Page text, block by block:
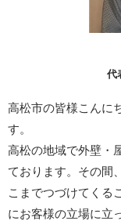
代
高松市の皆様こんに
す。
高松の地域で外壁・
ております。その間
こまでつづけてくる
にお客様の立場に立